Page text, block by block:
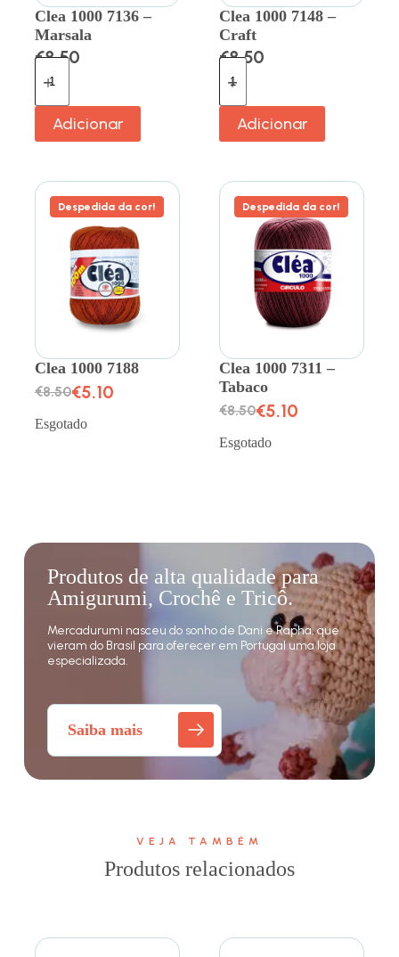
Clea 1000 7136 –
Marsala
€8.50
Adicionar
Clea 1000 7148 –
Craft
€8.50
Adicionar
Despedida da cor!
Clea 1000 7188
€8.50€5.10
Esgotado
Despedida da cor!
Clea 1000 7311 –
Tabaco
€8.50€5.10
Esgotado
Produtos de alta qualidade para
Amigurumi, Crochê e Tricô.
Mercadurumi nasceu do sonho de Dani e Rapha, que
vieram do Brasil para oferecer em Portugal uma loja
especializada.
Saiba mais
VEJA TAMBÉM
Produtos relacionados